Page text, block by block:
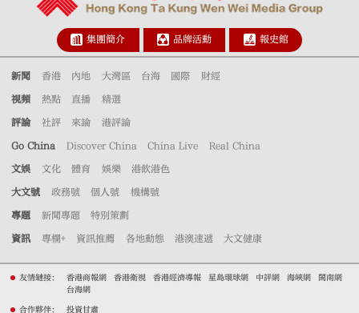
集團簡介 品牌活動 報史館
新聞 香港 內地 大灣區 台海 國際 財經
視頻 熱點 直播 精選
評論 社評 來論 港評論
Go China Discover China China Live Real China
文娛 文化 體育 娛樂 港飲港色
大文號 政務號 個人號 機構號
專題 新聞專題 特別策劃
資訊 專欄+ 資訊推薦 各地動態 港澳速遞 大文健康
友情鏈接： 香港商報網 香港衛視 香港經濟導報 星島環球網 中評網 海峽網
閩南網
台海網
合作夥伴： 投資甘肅